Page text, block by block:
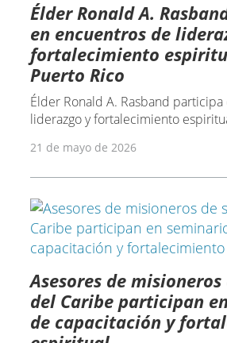
Élder Ronald A.
en encuentros de
fortalecimiento
Puerto Rico
Élder Ronald A. Rasband
liderazgo y fortalecimiento
21 de mayo de 2026
Asesores de
del Caribe participan
de capacitación y